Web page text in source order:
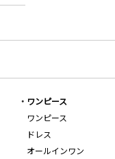
ワンピース
ワンピース
ドレス
オールインワン